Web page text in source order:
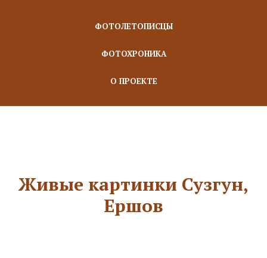
ФОТОЛЕТОПИСЦЫ
ФОТОХРОНИКА
О ПРОЕКТЕ
Живые картинки Сузгун,
Ершов